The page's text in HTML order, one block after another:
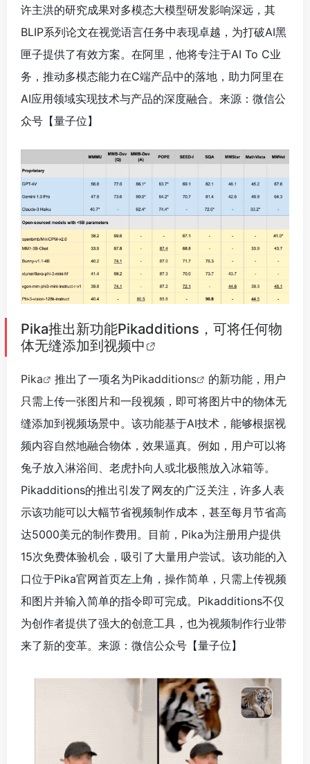
许主洪的研究成果对多模态大模型研发影响深远，其
BLIP系列论文在视觉语言任务中表现卓越，为打破AI黑
匣子提供了有效方案。在阿里，他将专注于AI To C业
务，推动多模态能力在C端产品中的落地，助力阿里在
AI应用领域实现技术与产品的深度融合。来源：微信公
众号【量子位】
Pika推出新功能Pikadditions，可将任何物
体无缝添加到视频中
Pika 推出了一项名为Pikadditions
的新功能，用户
只需上传一张图片和一段视频，即可将图片中的物体无
缝添加到视频场景中。该功能基于AI技术，能够根据视
频内容自然地融合物体，效果逼真。例如，用户可以将
兔子放入淋浴间、老虎扑向人或北极熊放入冰箱等。
Pikadditions的推出引发了网友的广泛关注，许多人表
示该功能可以大幅节省视频制作成本，甚至每月节省高
达5000美元的制作费用。目前，Pika为注册用户提供
15次免费体验机会，吸引了大量用户尝试。该功能的入
口位于Pika官网首页左上角，操作简单，只需上传视频
和图片并输入简单的指令即可完成。Pikadditions不仅
为创作者提供了强大的创意工具，也为视频制作行业带
来了新的变革。来源：微信公众号【量子位】